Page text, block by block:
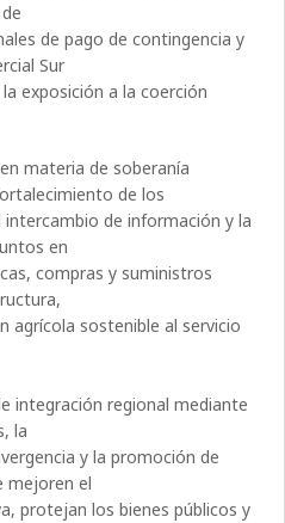
de pago de contingencia y
Sur
exposición a la coerción
materia de soberanía
de los
de información y la
en
compras y suministros
agrícola sostenible al servicio
integración regional mediante
la
y la promoción de
mejoren el
protejan los bienes públicos y